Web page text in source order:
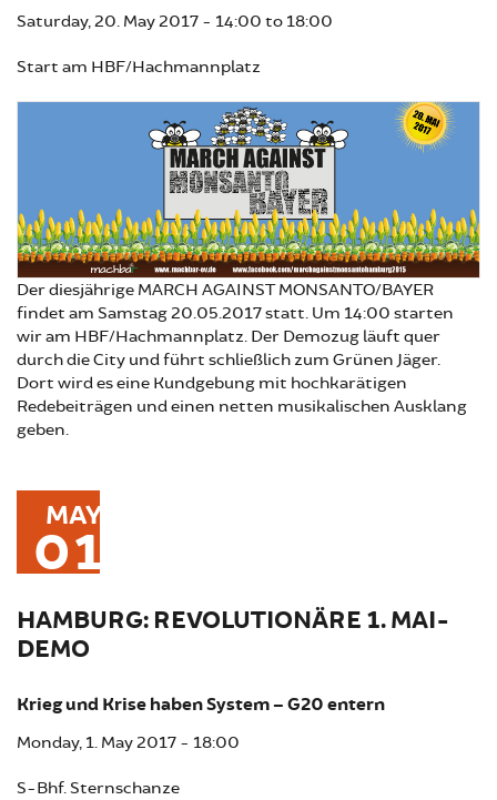
Saturday, 20. May 2017 - 14:00 to 18:00
Start am HBF/Hachmannplatz
Der diesjährige MARCH AGAINST MONSANTO/BAYER
findet am Samstag 20.05.2017 statt. Um 14:00 starten
wir am HBF/Hachmannplatz. Der Demozug läuft quer
durch die City und führt schließlich zum Grünen Jäger.
Dort wird es eine Kundgebung mit hochkarätigen
Redebeiträgen und einen netten musikalischen Ausklang
geben.
MAY
01
HAMBURG: REVOLUTIONÄRE 1. MAI-
DEMO
Krieg und Krise haben System – G20 entern
Monday, 1. May 2017 - 18:00
S-Bhf. Sternschanze